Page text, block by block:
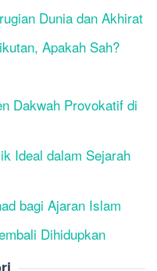
Dunia dan Akhirat
Apakah Sah?
Dakwah Provokatif di
Ideal dalam Sejarah
bagi Ajaran Islam
Dihidupkan